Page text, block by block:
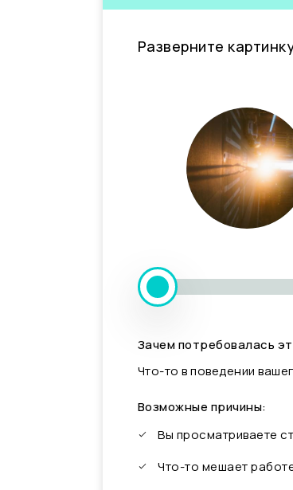
Разверните
Зачем потребовалась
Что-то в поведении
Возможные причины:
Вы просматриваете
Что-то мешает